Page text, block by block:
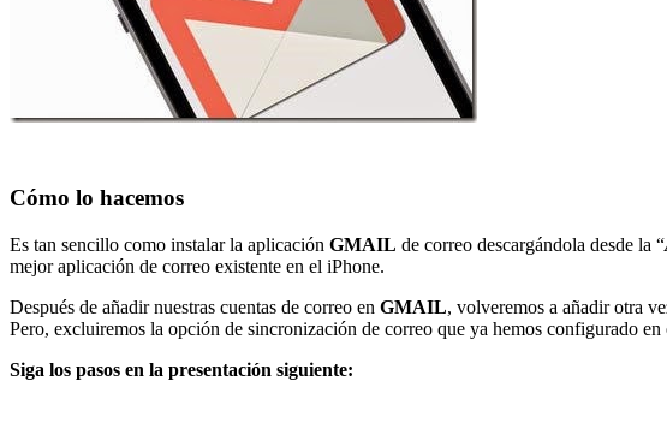
Cómo lo hacemos
Es tan sencillo como instalar la aplicación GMAIL de correo descargándola desde la “
mejor aplicación de correo existente en el iPhone.
Después de añadir nuestras cuentas de correo en GMAIL, volveremos a añadir otra
Pero, excluiremos la opción de sincronización de correo que ya hemos configurado
Siga los pasos en la presentación siguiente: